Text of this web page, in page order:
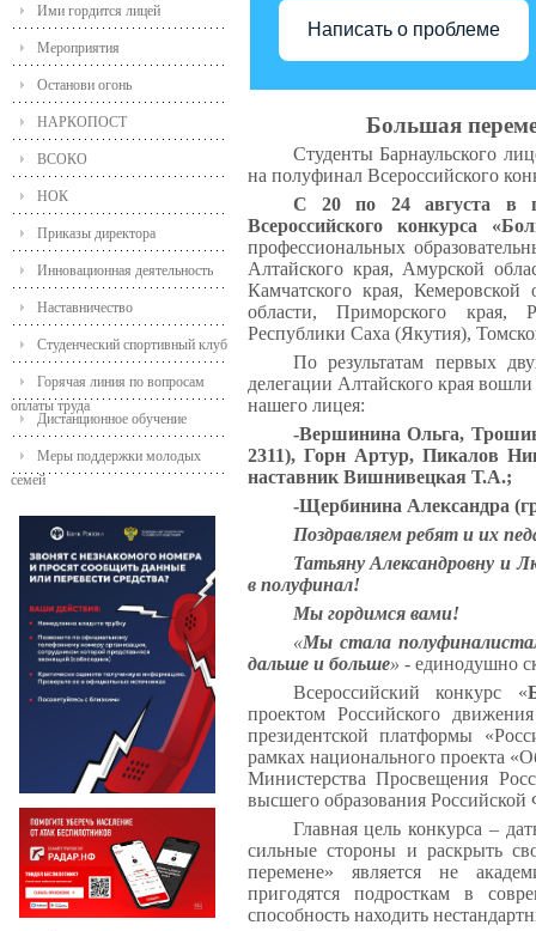
Ими гордится лицей
Мероприятия
Останови огонь
НАРКОПОСТ
ВСОКО
НОК
Приказы директора
Инновационная деятельность
Наставничество
Студенческий спортивный клуб
Горячая линия по вопросам
оплаты труда
Дистанционное обучение
Меры поддержки молодых
семей
Написать о проблеме
Большая
СтудентыБарнаульского
на полуфинал Всероссийского
С 20 по 24 августа в
Всероссийского конкурса
профессиональных
Алтайского края, Амурской
Камчатского края, Кемеровской
области, Приморского края,
Республики Саха (Якутия),
По результатам первых
делегации Алтайского края
нашего лицея:
-Вершинина Ольга,
2311), Горн Артур, Пикалов
наставник Вишнивецкая Т.А.;
-Щербинина Александра
Поздравляем ребят и их
Татьяну Александровну и
в полуфинал!
Мы гордимся вами!
«Мы стала
дальше и больше» - единодушно
Всероссийский конкурс «
проектом Российского
президентской платформы
рамках национального проекта
Министерства Просвещения
высшего образования Российской
Главная цель конкурса –
сильные стороны и раскрыть
перемене» является не
пригодятся подросткам в
способность находить